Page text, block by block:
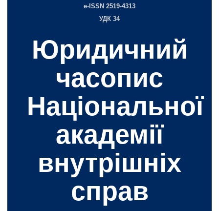
e-ISSN 2519-4313
УДК 34
Юридичний
часопис
Національної
академії
внутрішніх
справ